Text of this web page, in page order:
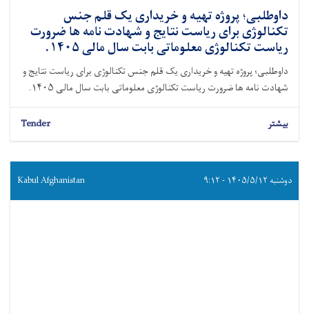
داوطلبی؛ پروژه تهیه و خریداری یک قلم جنس
تکنالوژی برای ریاست نتایج و شهادت نامه ها ضرورت
ریاست تکنالوژی معلوماتی بابت سال مالی ۱۴۰۵.
داوطلبی؛ پروژه تهیه و خریداری یک قلم جنس تکنالوژی برای ریاست نتایج و
شهادت نامه ها ضرورت ریاست تکنالوژی معلوماتی بابت سال مالی ۱۴۰۵.
بیشتر Tender
دوشنبه ۱۴۰۵/۵/۱۲ - ۹:۱۲ Kabul Afghanistan